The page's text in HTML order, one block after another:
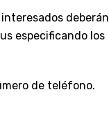
deberán
especificando los
de teléfono.